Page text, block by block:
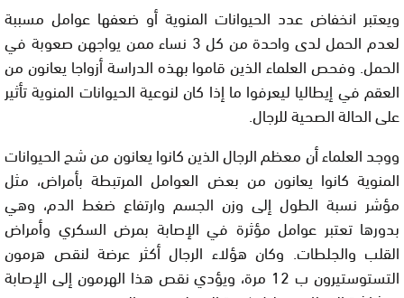
ويعتبر انخفاض عدد الحيوانات المنوية أو ضعفها عوامل مسببة
لعدم الحمل لدى واحدة من كل 3 نساء ممن يواجهن صعوبة في
الحمل. وفحص العلماء الذين قاموا بهذه الدراسة أزواجا يعانون من
العقم في إيطاليا ليعرفوا ما إذا كان لنوعية الحيوانات المنوية تأثير
على الحالة الصحية للرجال.
ووجد العلماء أن معظم الرجال الذين كانوا يعانون من شح الحيوانات
المنوية كانوا يعانون من بعض العوامل المرتبطة بأمراض، مثل
مؤشر نسبة الطول إلى وزن الجسم وارتفاع ضغط الدم، وهي
بدورها تعتبر عوامل مؤثرة في الإصابة بمرض السكري وأمراض
القلب والجلطات. وكان هؤلاء الرجال أكثر عرضة لنقص هرمون
التستوستيرون ب 12 مرة، ويؤدي نقص هذا الهرمون إلى الإصابة